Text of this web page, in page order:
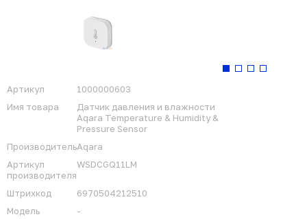
Артикул
1000000603
Имя товара
Датчик давления и влажности
Aqara Temperature & Humidity &
Pressure Sensor
ПроизводительAqara
Артикул
производителя
WSDCGQ11LM
Штрихкод
6970504212510
Модель
-